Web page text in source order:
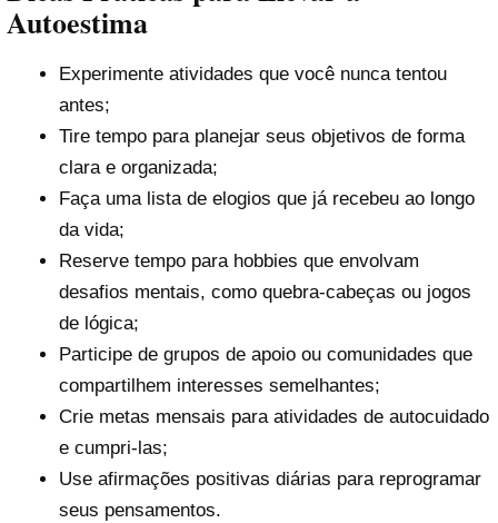
Autoestima
Experimente atividades que você nunca tentou
antes;
Tire tempo para planejar seus objetivos de forma
clara e organizada;
Faça uma lista de elogios que já recebeu ao longo
da vida;
Reserve tempo para hobbies que envolvam
desafios mentais, como quebra-cabeças ou jogos
de lógica;
Participe de grupos de apoio ou comunidades que
compartilhem interesses semelhantes;
Crie metas mensais para atividades de autocuidado
e cumpri-las;
Use afirmações positivas diárias para reprogramar
seus pensamentos.